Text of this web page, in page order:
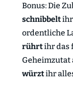
Bonus: Die
schnibbeltihr
ordentliche
rührtihr das
Geheimzutat
würztihr